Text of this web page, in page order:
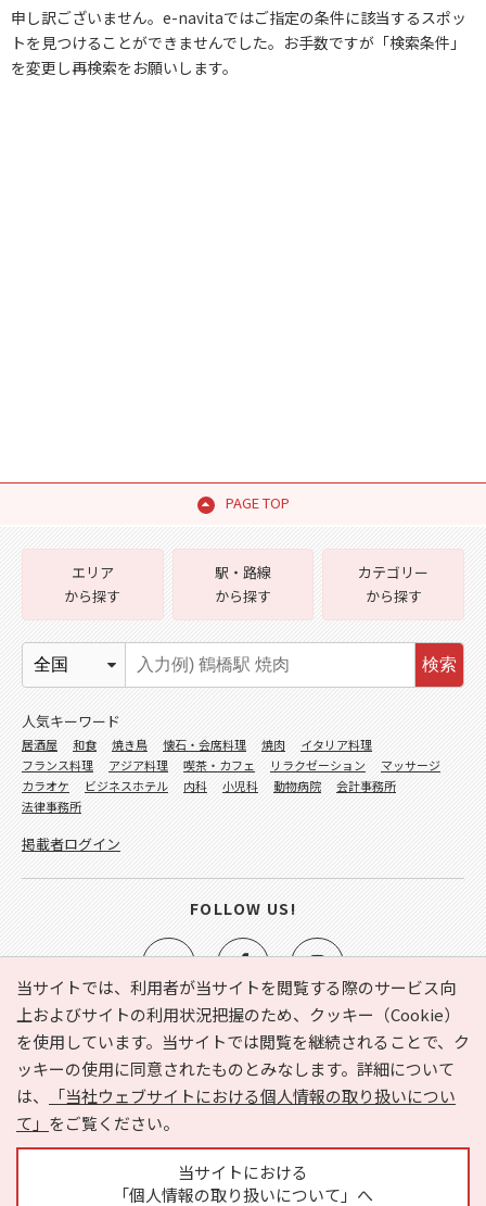
申し訳ございません。e-navitaではご指定の条件に該当するスポッ
トを見つけることができませんでした。お手数ですが「検索条件」
を変更し再検索をお願いします。
PAGE TOP
当サイトでは、利用者が当サイトを閲覧する際のサービス向
上およびサイトの利用状況把握のため、クッキー（Cookie）
を使用しています。当サイトでは閲覧を継続されることで、ク
ッキーの使用に同意されたものとみなします。詳細について
は、
「当社ウェブサイトにおける個人情報の取り扱いについ
て」 をご覧ください。
当サイトにおける
「個人情報の取り扱いについて」へ
e-NAVITA（イーナビタ）とは？ お気に入り
ヘルプ
利用規約
個人情報の取り扱いについて
運営会社
サイトマップ
広告掲載に関するお問い合わせ
エリア
から探す
駅・路線
から探す
カテゴリー
から探す
検索
人気キーワード
居酒屋 和食 焼き鳥 懐石・会席料理 焼肉
イタリア料理
フランス料理
アジア料理 喫茶・カフェ リラクゼーション
マッサージ
カラオケ
ビジネスホテル 内科 小児科 動物病院
会計事務所
法律事務所
掲載者ログイン
FOLLOW US!